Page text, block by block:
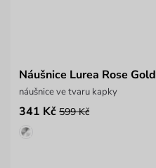
Náušnice Lurea Rose Gold
náušnice ve tvaru kapky
341 Kč 599 Kč